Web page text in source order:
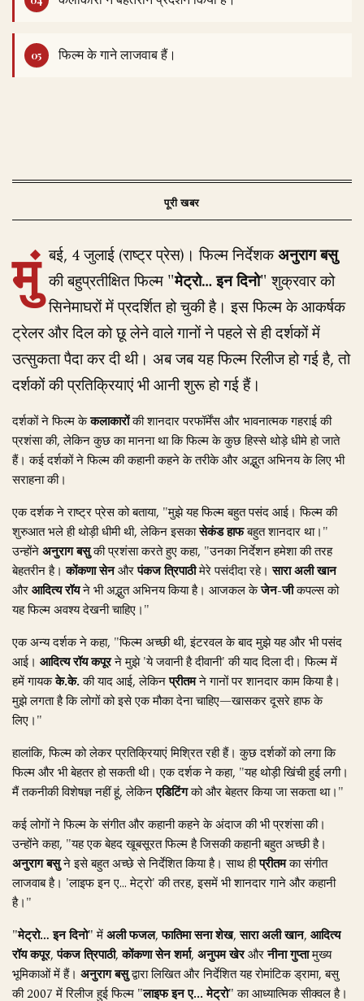
फिल्म के गाने लाजवाब हैं।
मुं बई, 4 जुलाई (राष्ट्र प्रेस)। फिल्म निर्देशकअनुराग बसु
की बहुप्रतीक्षित फिल्म "मेट्रो… इन दिनो" शुक्रवार को
सिनेमाघरों में प्रदर्शित हो चुकी है। इस फिल्म के आकर्षक
ट्रेलर और दिल को छू लेने वाले गानों ने पहले से ही दर्शकों में
उत्सुकता पैदा कर दी थी। अब जब यह फिल्म रिलीज हो गई है, तो
दर्शकों की प्रतिक्रियाएं भी आनी शुरू हो गई हैं।
दर्शकों ने फिल्म केकलाकारोंकी शानदार परफॉर्मेंस और भावनात्मक गहराई की
प्रशंसा की, लेकिन कुछ का मानना था कि फिल्म के कुछ हिस्से थोड़े धीमे हो जाते
हैं। कई दर्शकों ने फिल्म की कहानी कहने के तरीके और अद्भुत अभिनय के लिए भी
सराहना की।
एक दर्शक ने राष्ट्र प्रेस को बताया, "मुझे यह फिल्म बहुत पसंद आई। फिल्म की
शुरुआत भले ही थोड़ी धीमी थी, लेकिन इसकासेकंड हाफबहुत शानदार था।"
उन्होंनेअनुराग बसुकी प्रशंसा करते हुए कहा, "उनका निर्देशन हमेशा की तरह
बेहतरीन है।कोंकणा सेनऔरपंकज त्रिपाठीमेरे पसंदीदा रहे।सारा अली खान
औरआदित्य रॉयने भी अद्भुत अभिनय किया है। आजकल केजेन-जीकपल्स को
यह फिल्म अवश्य देखनी चाहिए।"
एक अन्य दर्शक ने कहा, "फिल्म अच्छी थी, इंटरवल के बाद मुझे यह और भी पसंद
आई। आदित्य रॉय कपूरने मुझे 'ये जवानी है दीवानी' की याद दिला दी। फिल्म में
हमें गायकके.के.की याद आई, लेकिनप्रीतमने गानों पर शानदार काम किया है।
मुझे लगता है कि लोगों को इसे एक मौका देना चाहिए—खासकर दूसरे हाफ के
लिए।"
हालांकि, फिल्म को लेकर प्रतिक्रियाएं मिश्रित रही हैं। कुछ दर्शकों को लगा कि
फिल्म और भी बेहतर हो सकती थी। एक दर्शक ने कहा, "यह थोड़ी खिंची हुई लगी।
मैं तकनीकी विशेषज्ञ नहीं हूं, लेकिनएडिटिंगको और बेहतर किया जा सकता था।"
कई लोगों ने फिल्म के संगीत और कहानी कहने के अंदाज की भी प्रशंसा की।
उन्होंने कहा, "यह एक बेहद खूबसूरत फिल्म है जिसकी कहानी बहुत अच्छी है।
अनुराग बसुने इसे बहुत अच्छे से निर्देशित किया है। साथ हीप्रीतमका संगीत
लाजवाब है। 'लाइफ इन ए... मेट्रो' की तरह, इसमें भी शानदार गाने और कहानी
है।"
"मेट्रो… इन दिनो"मेंअली फजल,फातिमा सना शेख,सारा अली खान, आदित्य
रॉय कपूर,पंकज त्रिपाठी,कोंकणा सेन शर्मा, अनुपम खेरऔरनीना गुप्तामुख्य
भूमिकाओं में हैं। अनुराग बसुद्वारा लिखित और निर्देशित यह रोमांटिक ड्रामा, बसु
की 2007 में रिलीज हुई फिल्म "लाइफ इन ए... मेट्रो"का आध्यात्मिक सीक्वल है।